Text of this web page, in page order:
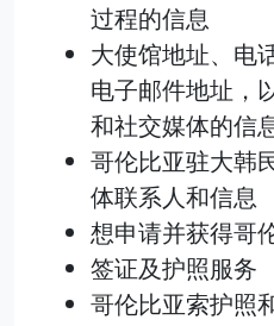
过程的信息
大使馆地址、电
电子邮件地址，
和社交媒体的信
哥伦比亚驻大韩
体联系人和信息
想申请并获得哥
签证及护照服务
哥伦比亚索护照